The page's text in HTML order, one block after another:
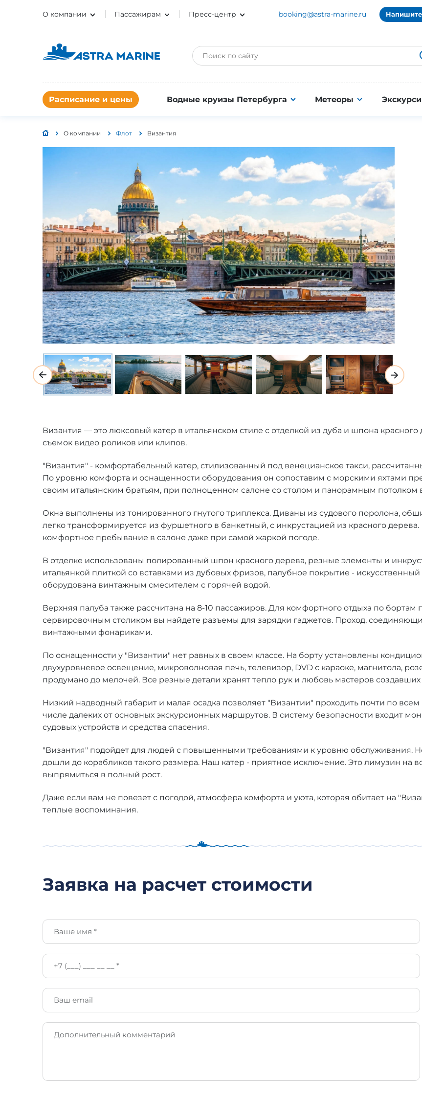
О компании Пассажирам Пресс-центр booking@astra-marine.ru
Расписание и цены Водные круизы Петербурга Метеоры
О компании Флот Византия
Византия — это люксовый катер в итальянском стиле с отделкой из дуба и шпона
съемок видео роликов или клипов.
"Византия" - комфортабельный катер, стилизованный под венецианское такси,
По уровню комфорта и оснащенности оборудования он сопоставим с морскими яхтами
своим итальянским братьям, при полноценном салоне со столом и панорамным потолком
Окна выполнены из тонированного гнутого триплекса. Диваны из судового поролона,
легко трансформируется из фуршетного в банкетный, с инкрустацией из красного
комфортное пребывание в салоне даже при самой жаркой погоде.
В отделке использованы полированный шпон красного дерева, резные элементы и
итальянкой плиткой со вставками из дубовых фризов, палубное покрытие - искусственный
оборудована винтажным смесителем с горячей водой.
Верхняя палуба также рассчитана на 8-10 пассажиров. Для комфортного отдыха по
сервировочным столиком вы найдете разъемы для зарядки гаджетов. Проход,
винтажными фонариками.
По оснащенности у "Византии" нет равных в своем классе. На борту установлены
двухуровневое освещение, микроволновая печь, телевизор, DVD с караоке, магнитола,
продумано до мелочей. Все резные детали хранят тепло рук и любовь мастеров создавших
Низкий надводный габарит и малая осадка позволяет "Византии" проходить почти по
числе далеких от основных экскурсионных маршрутов. В систему безопасности входит
судовых устройств и средства спасения.
"Византия" подойдет для людей с повышенными требованиями к уровню обслуживания.
дошли до корабликов такого размера. Наш катер - приятное исключение. Это лимузин на
выпрямиться в полный рост.
Даже если вам не повезет с погодой, атмосфера комфорта и уюта, которая обитает на
теплые воспоминания.
Заявка на расчет стоимости